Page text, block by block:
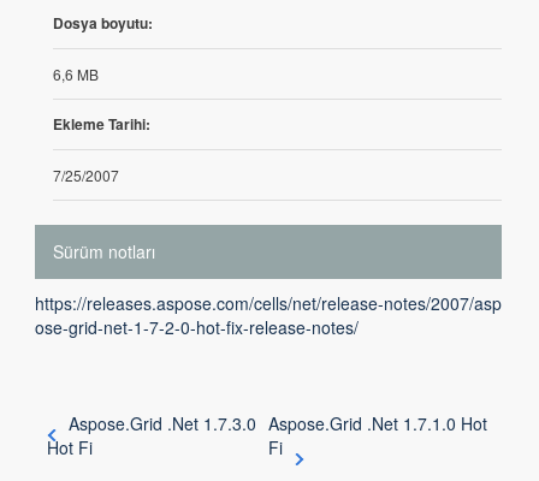
Dosya boyutu:
6,6 MB
Ekleme Tarihi:
7/25/2007
Sürüm notları
https://releases.aspose.com/cells/net/release-notes/2007/asp
ose-grid-net-1-7-2-0-hot-fix-release-notes/
Aspose.Grid .Net 1.7.3.0
Hot Fi
Aspose.Grid .Net 1.7.1.0 Hot
Fi